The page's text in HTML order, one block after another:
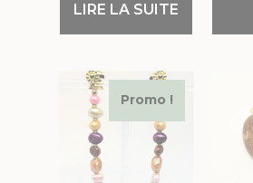
LIRE LA SUITE
Promo !